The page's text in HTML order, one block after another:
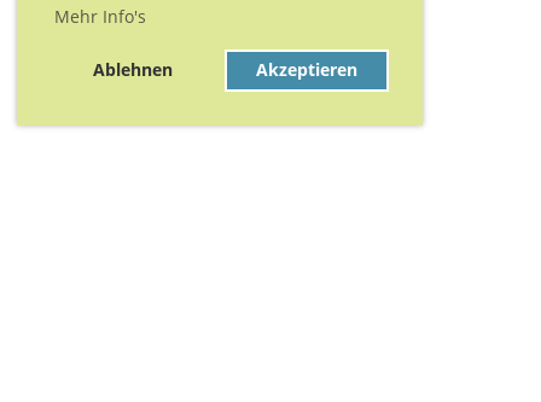
Mehr Info's
Ablehnen Akzeptieren